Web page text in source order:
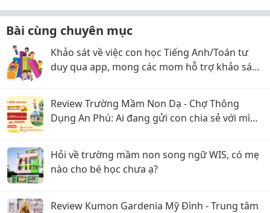
Bài cùng chuyên mục
Khảo sát về việc con học Tiếng Anh/Toán tư
duy qua app, mong các mom hỗ trợ khảo sát
Review Trường Mầm Non Dạ - Chợ Thông
Dụng An Phú: Ai đang gửi con chia sẻ với mình
Hỏi về trường mầm non song ngữ WIS, có mẹ
nào cho bé học chưa ạ?
Review Kumon Gardenia Mỹ Đình - Trung tâm